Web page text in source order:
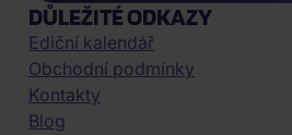
DŮLEŽITÉ ODKAZY
Ediční kalendář
Obchodní podmínky
Kontakty
Blog